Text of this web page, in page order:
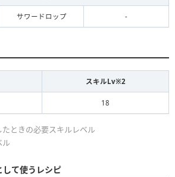
サワードロップ -
スキルLv※2
18
ときの必要スキルレベル
して使うレシピ